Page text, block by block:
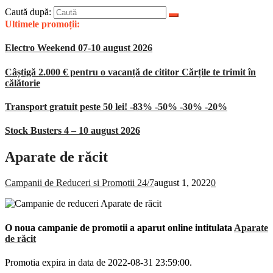
Caută după:
Ultimele promoții:
Electro Weekend 07-10 august 2026
Câștigă 2.000 € pentru o vacanță de cititor Cărțile te trimit în
călătorie
Transport gratuit peste 50 lei! -83% -50% -30% -20%
Stock Busters 4 – 10 august 2026
Aparate de răcit
Campanii de Reduceri si Promotii 24/7august 1, 20220
O noua campanie de promotii a aparut online intitulata Aparate
de răcit
Promotia expira in data de 2022-08-31 23:59:00.